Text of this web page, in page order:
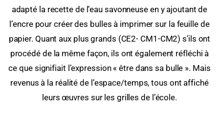
adapté la recette de l’eau savonneuse en y ajoutant de
l’encre pour créer des bulles à imprimer sur la feuille de
papier. Quant aux plus grands (CE2- CM1-CM2) s’ils ont
procédé de la même façon, ils ont également réfléchi à
ce que signifiait l’expression « être dans sa bulle ». Mais
revenus à la réalité de l’espace/temps, tous ont affiché
leurs œuvres sur les grilles de l’école.